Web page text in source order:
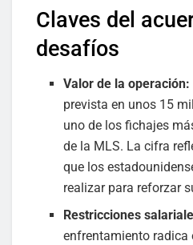
Claves del
desafíos
Valor de la operación:
prevista en unos 15
uno de los fichajes
de la MLS. La cifra
que los
realizar para reforzar
Restricciones
enfrentamiento radica